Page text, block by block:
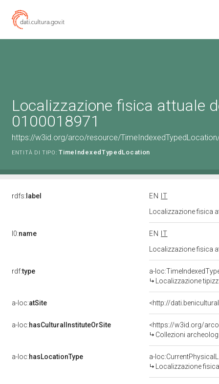
Localizzazione fisica attuale
0100018971
https://w3id.org/arco/resource/
ENTITÀ DI TIPO: TimeIndexedTypedLocation
rdfs: label EN
IT
Localizzazione fisica
l0:name EN
IT
Localizzazione fisica
rdf:type
a-
Localizzazione
a-loc:atSite <http://
a-loc:hasCulturalInstituteOrSite
<https://w3id.org/
Collezioni
a-loc:hasLocationType
a-
Localizzazione